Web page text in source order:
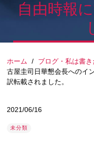
自由時報
ホーム / ブログ・私は書き
古屋圭司日華懇会長へのイ
訳転載されました。
2021/06/16
未分類